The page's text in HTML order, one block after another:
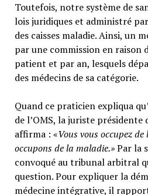
Toutefois, notre système de
lois juridiques et administré
des caisses maladie. Ainsi, un
par une commission en raison
patient et par an, lesquels
des médecins de sa catégorie.
Quand ce praticien expliqua
de l’OMS, la juriste présidente
affirma : «Vous vous occupez
occupons de la maladie.»Par la
convoqué au tribunal arbitral
question. Pour expliquer la
médecine intégrative, il